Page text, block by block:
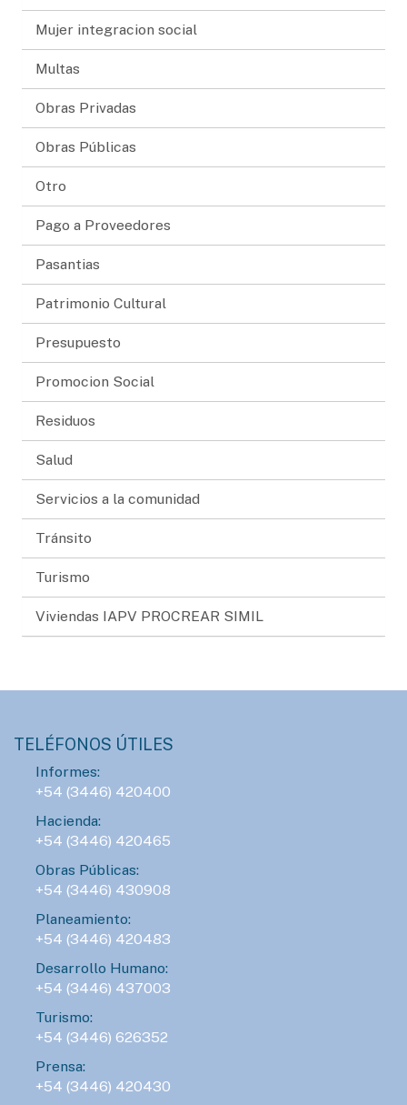
Mujer integracion social
Multas
Obras Privadas
Obras Públicas
Otro
Pago a Proveedores
Pasantias
Patrimonio Cultural
Presupuesto
Promocion Social
Residuos
Salud
Servicios a la comunidad
Tránsito
Turismo
Viviendas IAPV PROCREAR SIMIL
TELÉFONOS ÚTILES
Informes:
+54 (3446) 420400
Hacienda:
+54 (3446) 420465
Obras Públicas:
+54 (3446) 430908
Planeamiento:
+54 (3446) 420483
Desarrollo Humano:
+54 (3446) 437003
Turismo:
+54 (3446) 626352
Prensa:
+54 (3446) 420430